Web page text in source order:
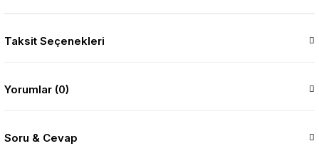
Taksit Seçenekleri
Yorumlar (0)
Soru & Cevap